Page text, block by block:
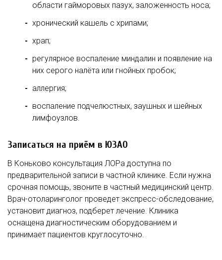
области гайморовых пазух, заложенность носа;
хронический кашель с хрипами;
храп;
регулярное воспаление миндалин и появление на
них серого налёта или гнойных пробок;
аллергия;
воспаление подчелюстных, заушных и шейных
лимфоузлов.
Записаться на приём в ЮЗАО
В Коньково консультация ЛОРа доступна по
предварительной записи в частной клинике. Если нужна
срочная помощь, звоните в частный медицинский центр.
Врач-отоларинголог проведет экспресс-обследование,
установит диагноз, подберет лечение. Клиника
оснащена диагностическим оборудованием и
принимает пациентов круглосуточно.